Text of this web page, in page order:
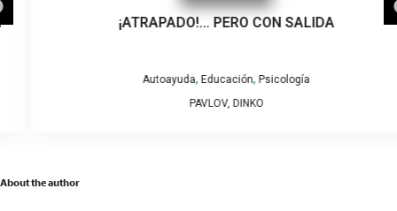
¡ATRAPADO!… PERO CON SALIDA
Autoayuda,Educación,Psicología
PAVLOV, DINKO
About the author